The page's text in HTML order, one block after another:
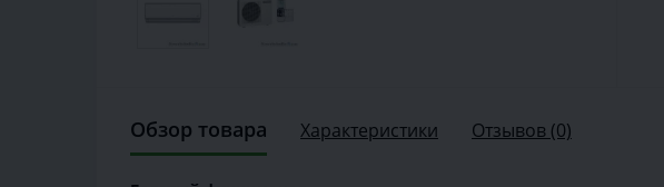
Обзор товара Характеристики Отзывов (0)